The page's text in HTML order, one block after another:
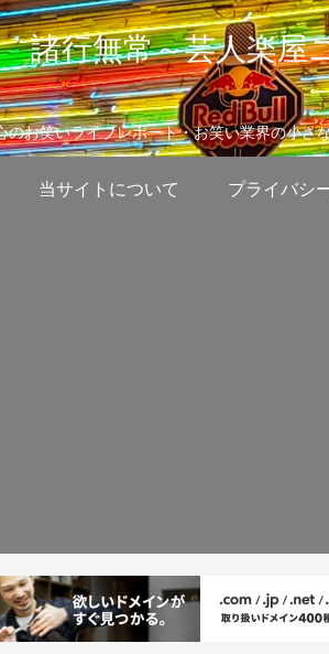
諸行無常～芸人楽屋
のお笑いライブレポート・お笑い業界の小さ
当サイトについて プライバシ